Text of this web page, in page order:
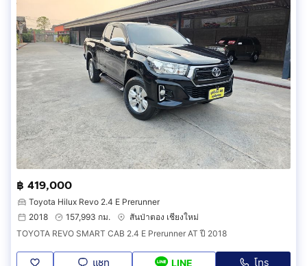
฿ 419,000
Toyota Hilux Revo 2.4 E Prerunner
2018
157,993 กม.
สันป่าตอง เชียงใหม่
TOYOTA REVO SMART CAB 2.4 E Prerunner AT ปี 2018
แชท LINE โทร